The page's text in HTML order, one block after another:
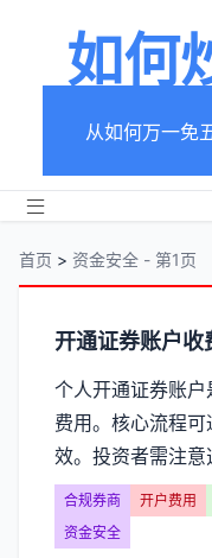
如何
从如何万一免
首页 > 资金安全 - 第1页
分
类
【资
金
安
开通证券账户收
个人开通证券账
费用。核心流程
效。投资者需注意
合规券商 开户费用
资金安全